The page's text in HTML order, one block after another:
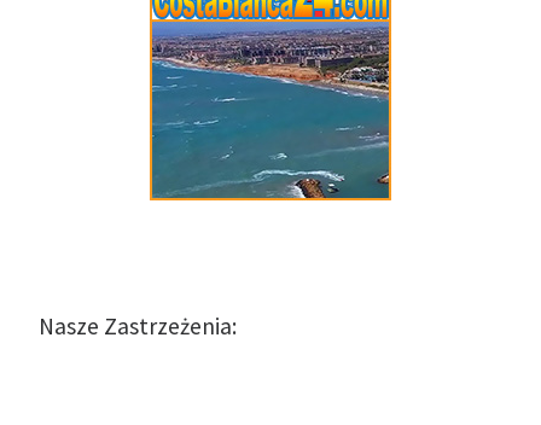
Nasze Zastrzeżenia: